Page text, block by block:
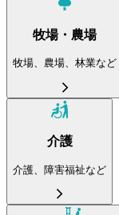
牧場・農場
牧場、農場、林業など
介護
介護、障害福祉など